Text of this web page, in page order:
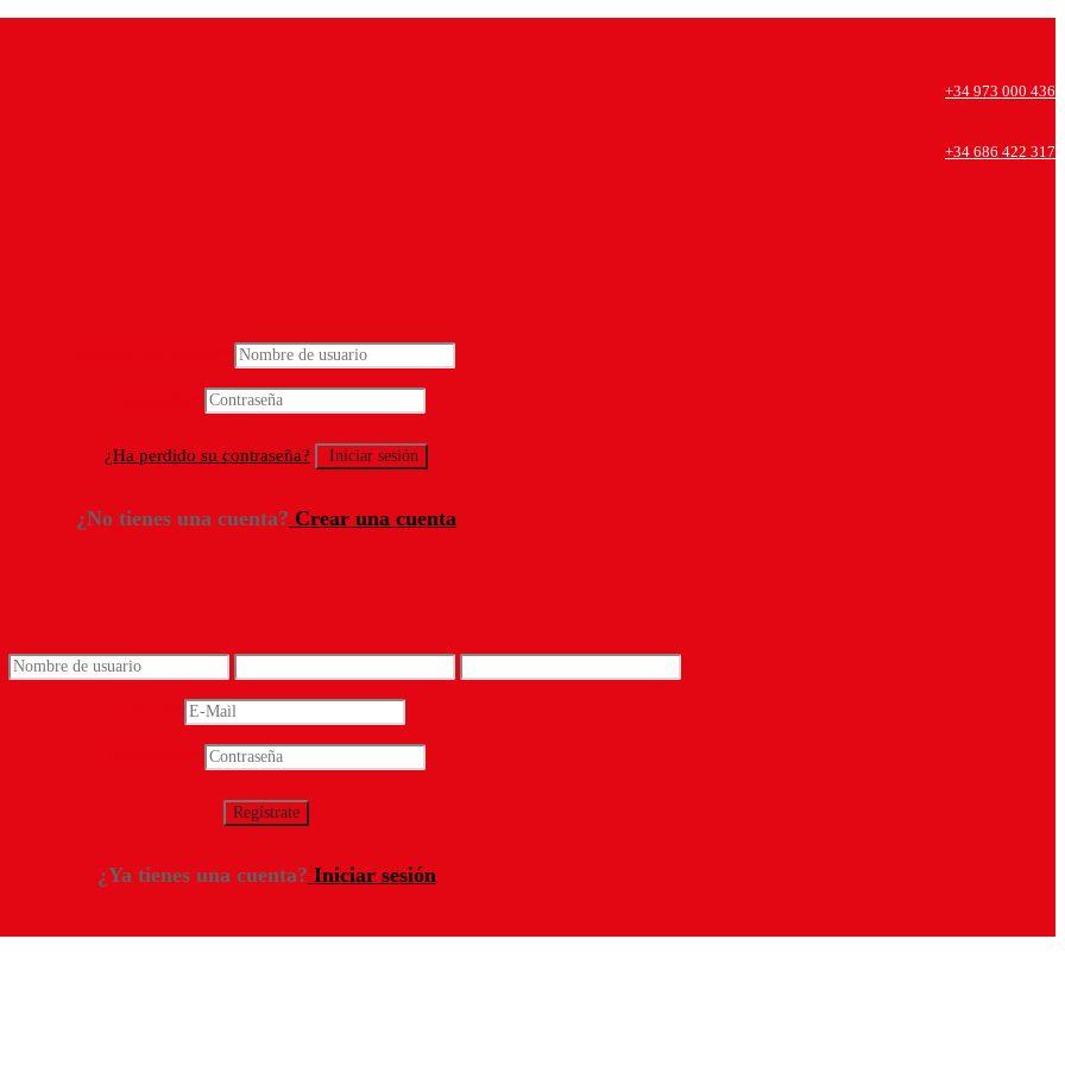
+34 973 000 436
+34 686 422 317
¿Ha perdido su contraseña?
¿No tienes una cuenta? Crear una cuenta
¿Ya tienes una cuenta? Iniciar sesión